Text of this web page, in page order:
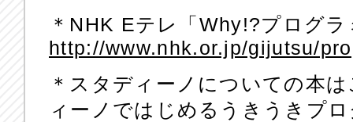
＊NHK Eテレ「Why!?プログ
http://www.nhk.or.jp/gijutsu/
＊スタディーノについての本
ィーノではじめるうきうきプ